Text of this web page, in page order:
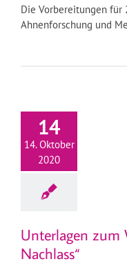
Die Vorbereitungen für
Ahnenforschung und
14
14. Oktober
2020
Unterlagen zum
Nachlass“